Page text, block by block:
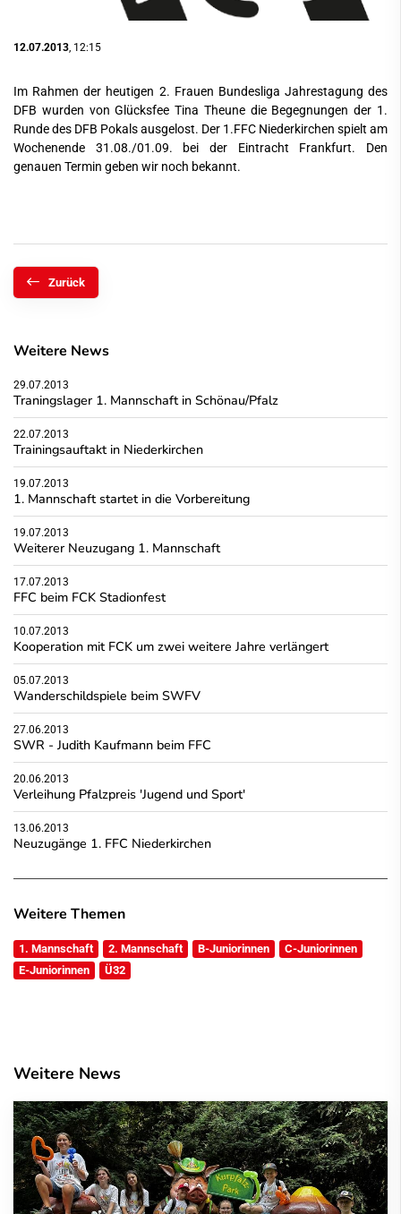
12.07.2013 , 12:15
Im Rahmen der heutigen 2. Frauen Bundesliga Jahrestagung des
DFB wurden von Glücksfee Tina Theune die Begegnungen der 1.
Runde des DFB Pokals ausgelost. Der 1.FFC Niederkirchen spielt am
Wochenende 31.08./01.09. bei der Eintracht Frankfurt. Den
genauen Termin geben wir noch bekannt.
Zurück
Weitere News
29.07.2013
Traningslager 1. Mannschaft in Schönau/Pfalz
22.07.2013
Trainingsauftakt in Niederkirchen
19.07.2013
1. Mannschaft startet in die Vorbereitung
19.07.2013
Weiterer Neuzugang 1. Mannschaft
17.07.2013
FFC beim FCK Stadionfest
10.07.2013
Kooperation mit FCK um zwei weitere Jahre verlängert
05.07.2013
Wanderschildspiele beim SWFV
27.06.2013
SWR - Judith Kaufmann beim FFC
20.06.2013
Verleihung Pfalzpreis 'Jugend und Sport'
13.06.2013
Neuzugänge 1. FFC Niederkirchen
Weitere Themen
1. Mannschaft 2. Mannschaft B-Juniorinnen
C-Juniorinnen
E-Juniorinnen
Ü32
Weitere News